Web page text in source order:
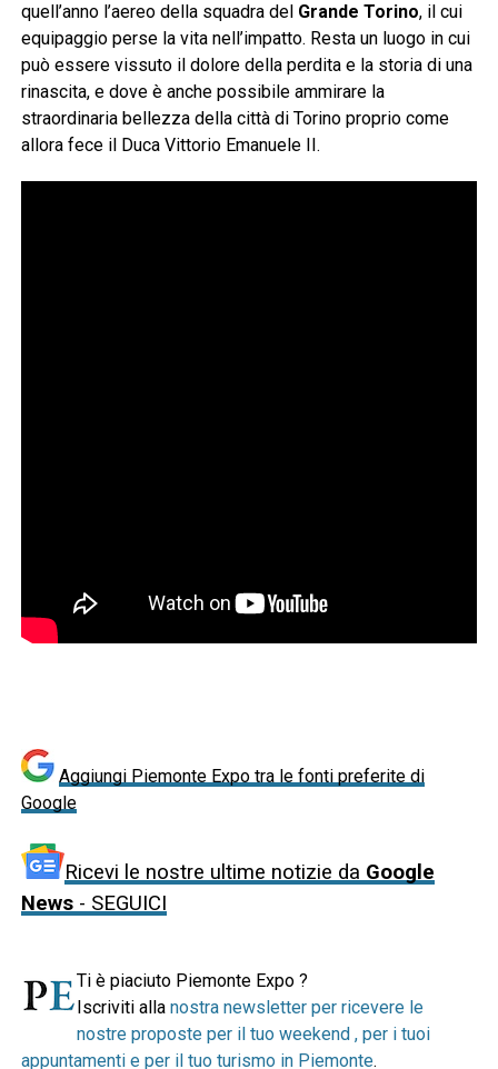
quell’anno l’aereo della squadra del Grande Torino, il cui
equipaggio perse la vita nell’impatto. Resta un luogo in cui
può essere vissuto il dolore della perdita e la storia di una
rinascita, e dove è anche possibile ammirare la
straordinaria bellezza della città di Torino proprio come
allora fece il Duca Vittorio Emanuele II.
Aggiungi Piemonte Expo tra le fonti preferite di
Google
Ricevi le nostre ultime notizie da Google
News- SEGUICI
Ti è piaciuto Piemonte Expo ?
Iscriviti alla nostra newsletter per ricevere le
nostre proposte per il tuo weekend , per i tuoi
appuntamenti e per il tuo turismo in Piemonte.